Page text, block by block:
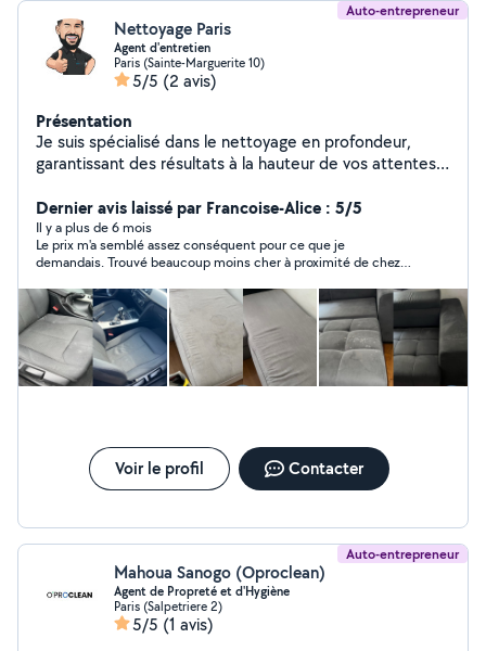
Auto-entrepreneur
Nettoyage Paris
Agent d'entretien
Paris (Sainte-Marguerite 10)
5/5 (2 avis)
Présentation
Je suis spécialisé dans le nettoyage en profondeur,
garantissant des résultats à la hauteur de vos attentes ! ️
incrustée, les mauvaises odeurs et les allergènes pour
des résultats exceptionnels. J'utilise des méthodes
adaptées à chaque support, garantissant ainsi un
nettoyage sûr et efficace pour vos canapés, matelas et
tapis, Terrasses, baie vitrée, moquettes.
Dernier avis laissé par Francoise-Alice : 5/5
Il y a plus de 6 mois
Le prix m'a semblé assez conséquent pour ce que je
demandais. Trouvé beaucoup moins cher à proximité de chez
Voir le profil Contacter
Auto-entrepreneur
Mahoua Sanogo (Oproclean)
Agent de Propreté et d'Hygiène
Paris (Salpetriere 2)
5/5 (1 avis)